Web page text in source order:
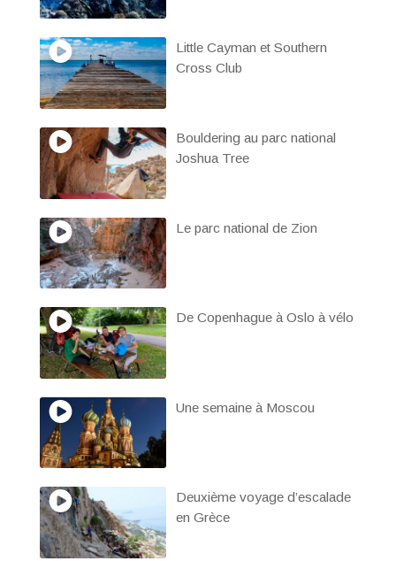
Little Cayman et Southern
Cross Club
Bouldering au parc national
Joshua Tree
Le parc national de Zion
De Copenhague à Oslo à vélo
Une semaine à Moscou
Deuxième voyage d’escalade
en Grèce